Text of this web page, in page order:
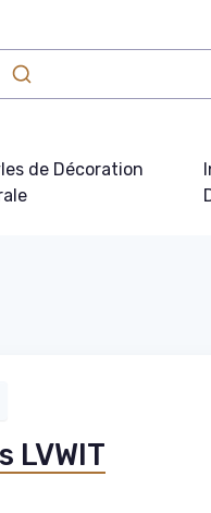
de Décoration
LVWIT